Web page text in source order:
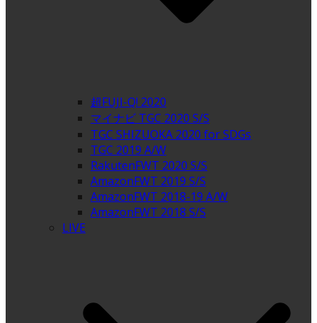
超FUJI-Q! 2020
マイナビ TGC 2020 S/S
TGC SHIZUOKA 2020 for SDGs
TGC 2019 A/W
RakutenFWT 2020 S/S
AmazonFWT 2019 S/S
AmazonFWT 2018-19 A/W
AmazonFWT 2018 S/S
LIVE